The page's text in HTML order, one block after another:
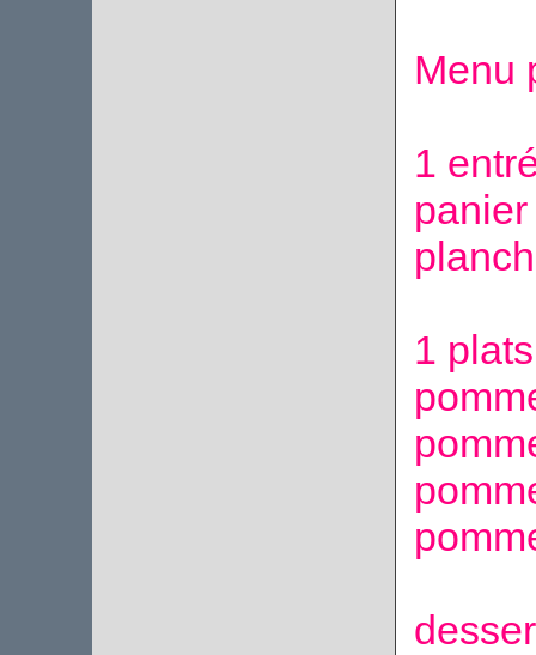
Menu
1
1